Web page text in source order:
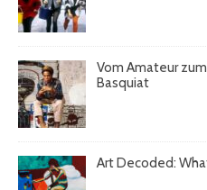
Vom Amateur
Basquiat
Art Decoded: